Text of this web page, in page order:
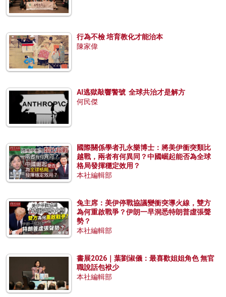
行為不檢 培育教化才能治本
陳家偉
AI逃獄敲響警號 全球共治才是解方
何民傑
國際關係學者孔永樂博士：將美伊衝突類比
越戰，兩者有何異同？中國崛起能否為全球
格局發揮穩定效用？
本社編輯部
兔主席：美伊停戰協議變衝突導火線，雙方
為何重啟戰爭？伊朗一早洞悉特朗普虛張聲
勢？
本社編輯部
書展2026｜葉劉淑儀：最喜歡姐姐角色 無官
職說話包袱少
本社編輯部